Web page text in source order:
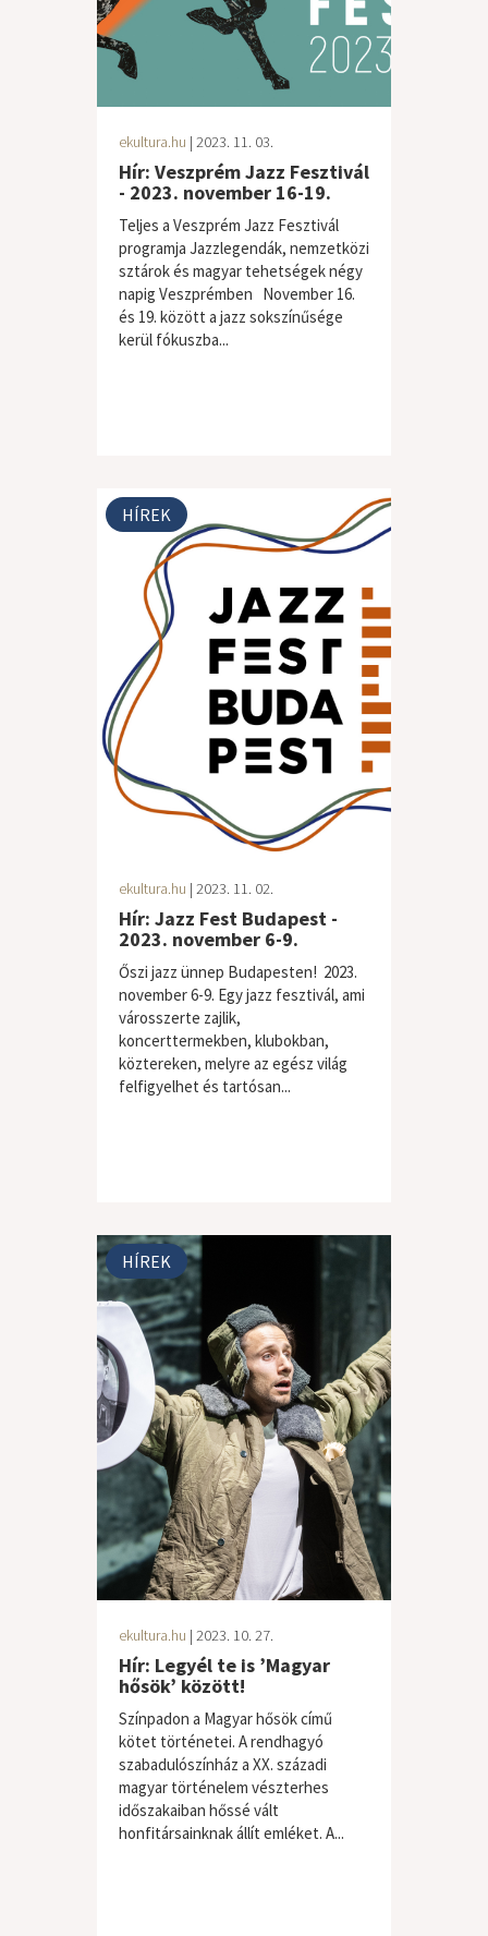
ekultura.hu | 2023. 11. 03.
Hír: Veszprém Jazz Fesztivál
- 2023. november 16-19.
Teljes a Veszprém Jazz Fesztivál
programja Jazzlegendák, nemzetközi
sztárok és magyar tehetségek négy
napig Veszprémben November 16.
és 19. között a jazz sokszínűsége
kerül fókuszba...
HÍREK
ekultura.hu | 2023. 11. 02.
Hír: Jazz Fest Budapest -
2023. november 6-9.
Őszi jazz ünnep Budapesten! 2023.
november 6-9. Egy jazz fesztivál, ami
városszerte zajlik,
koncerttermekben, klubokban,
köztereken, melyre az egész világ
felfigyelhet és tartósan...
HÍREK
ekultura.hu | 2023. 10. 27.
Hír: Legyél te is ’Magyar
hősök’ között!
Színpadon a Magyar hősök című
kötet történetei. A rendhagyó
szabadulószínház a XX. századi
magyar történelem vészterhes
időszakaiban hőssé vált
honfitársainknak állít emléket. A...